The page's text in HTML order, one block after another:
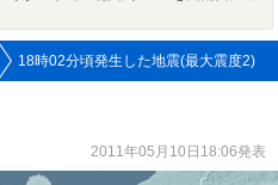
18時02分頃発生した地震(最大震度2)
2011年05月10日18:06発表